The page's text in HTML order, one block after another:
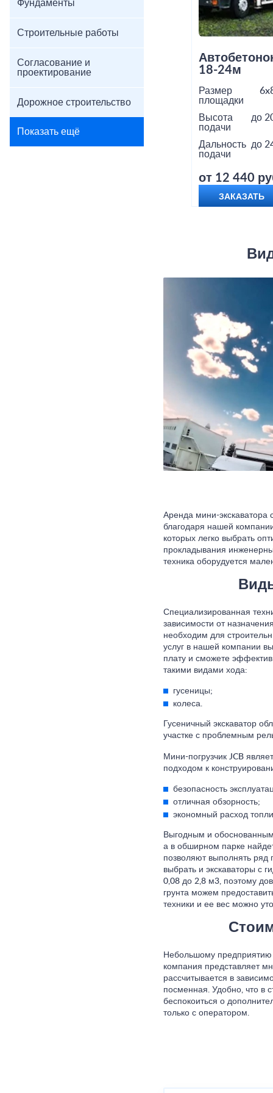
Фундаменты
Строительные работы
Согласование и
проектирование
Дорожное строительство
Показать ещё
18-24м
Размер
площадки
Высота
подачи
до
Дальность
подачи
до
от 12 440
ЗАКАЗАТЬ
Аренда мини-экскаватора
благодаря нашей
которых легко выбрать
прокладывания
техника оборудуется
Специализированная
зависимости от
необходим для
услуг в нашей компании
плату и сможете
такими видами хода:
гусеницы;
колеса.
Гусеничный экскаватор
участке с проблемным
Мини-погрузчик JCB
подходом к
безопасность
отличная обзорность;
экономный расход
Выгодным и
а в обширном парке
позволяют выполнять ряд
выбрать и экскаваторы с
0,08 до 2,8 м3, поэтому
грунта можем
техники и ее вес можно
Небольшому предприятию
компания представляет
рассчитывается в
посменная. Удобно, что в
беспокоиться о
только с оператором.